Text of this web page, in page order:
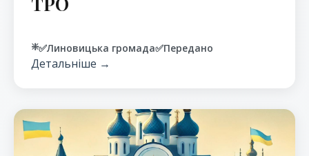
❇️✅Линовицька громада✅Передано
Детальніше →